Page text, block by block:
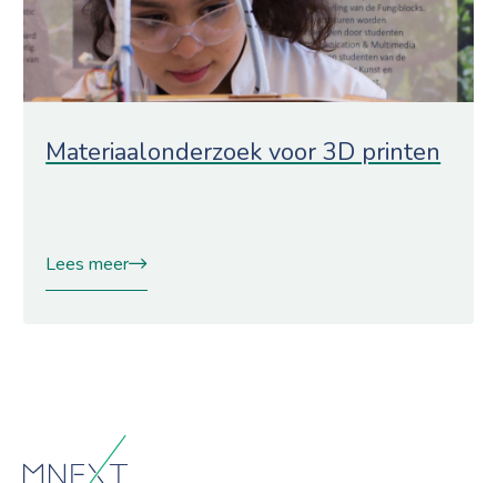
Materiaalonderzoek voor 3D printen
Lees meer